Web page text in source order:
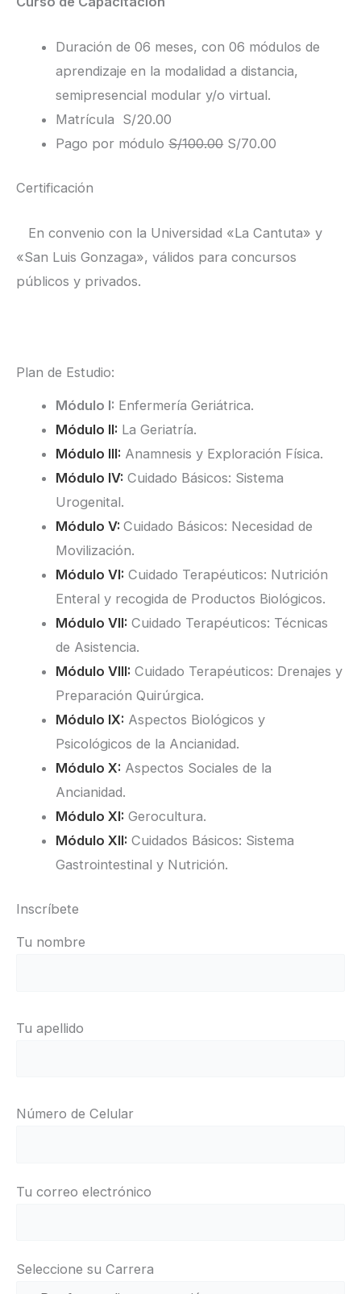
Duración de 06 meses, con 06 módulos de
aprendizaje en la modalidad a distancia,
semipresencial modular y/o virtual.
Matrícula S/20.00
Pago por móduloS/100.00S/70.00
Certificación
En convenio con la Universidad «La Cantuta» y
«San Luis Gonzaga», válidos para concursos
públicos y privados.
Plan de Estudio:
Módulo I: Enfermería Geriátrica.
Módulo II: La Geriatría.
Módulo III: Anamnesis y Exploración Física.
Módulo IV: Cuidado Básicos: Sistema
Urogenital.
Módulo V:Cuidado Básicos: Necesidad de
Movilización.
Módulo VI: Cuidado Terapéuticos: Nutrición
Enteral y recogida de Productos Biológicos.
Módulo VII: Cuidado Terapéuticos: Técnicas
de Asistencia.
Módulo VIII: Cuidado Terapéuticos: Drenajes y
Preparación Quirúrgica.
Módulo IX: Aspectos Biológicos y
Psicológicos de la Ancianidad.
Módulo X: Aspectos Sociales de la
Ancianidad.
Módulo XI: Gerocultura.
Módulo XII: Cuidados Básicos: Sistema
Gastrointestinal y Nutrición.
Inscríbete
Tu nombre
Tu apellido
Número de Celular
Tu correo electrónico
Seleccione su Carrera